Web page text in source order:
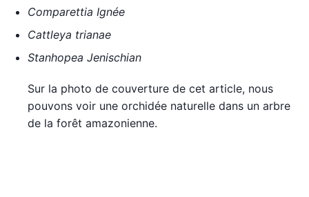
Comparettia Ignée
Cattleya trianae
Stanhopea Jenischian
Sur la photo de couverture de cet article, nous
pouvons voir une orchidée naturelle dans un arbre
de la forêt amazonienne.